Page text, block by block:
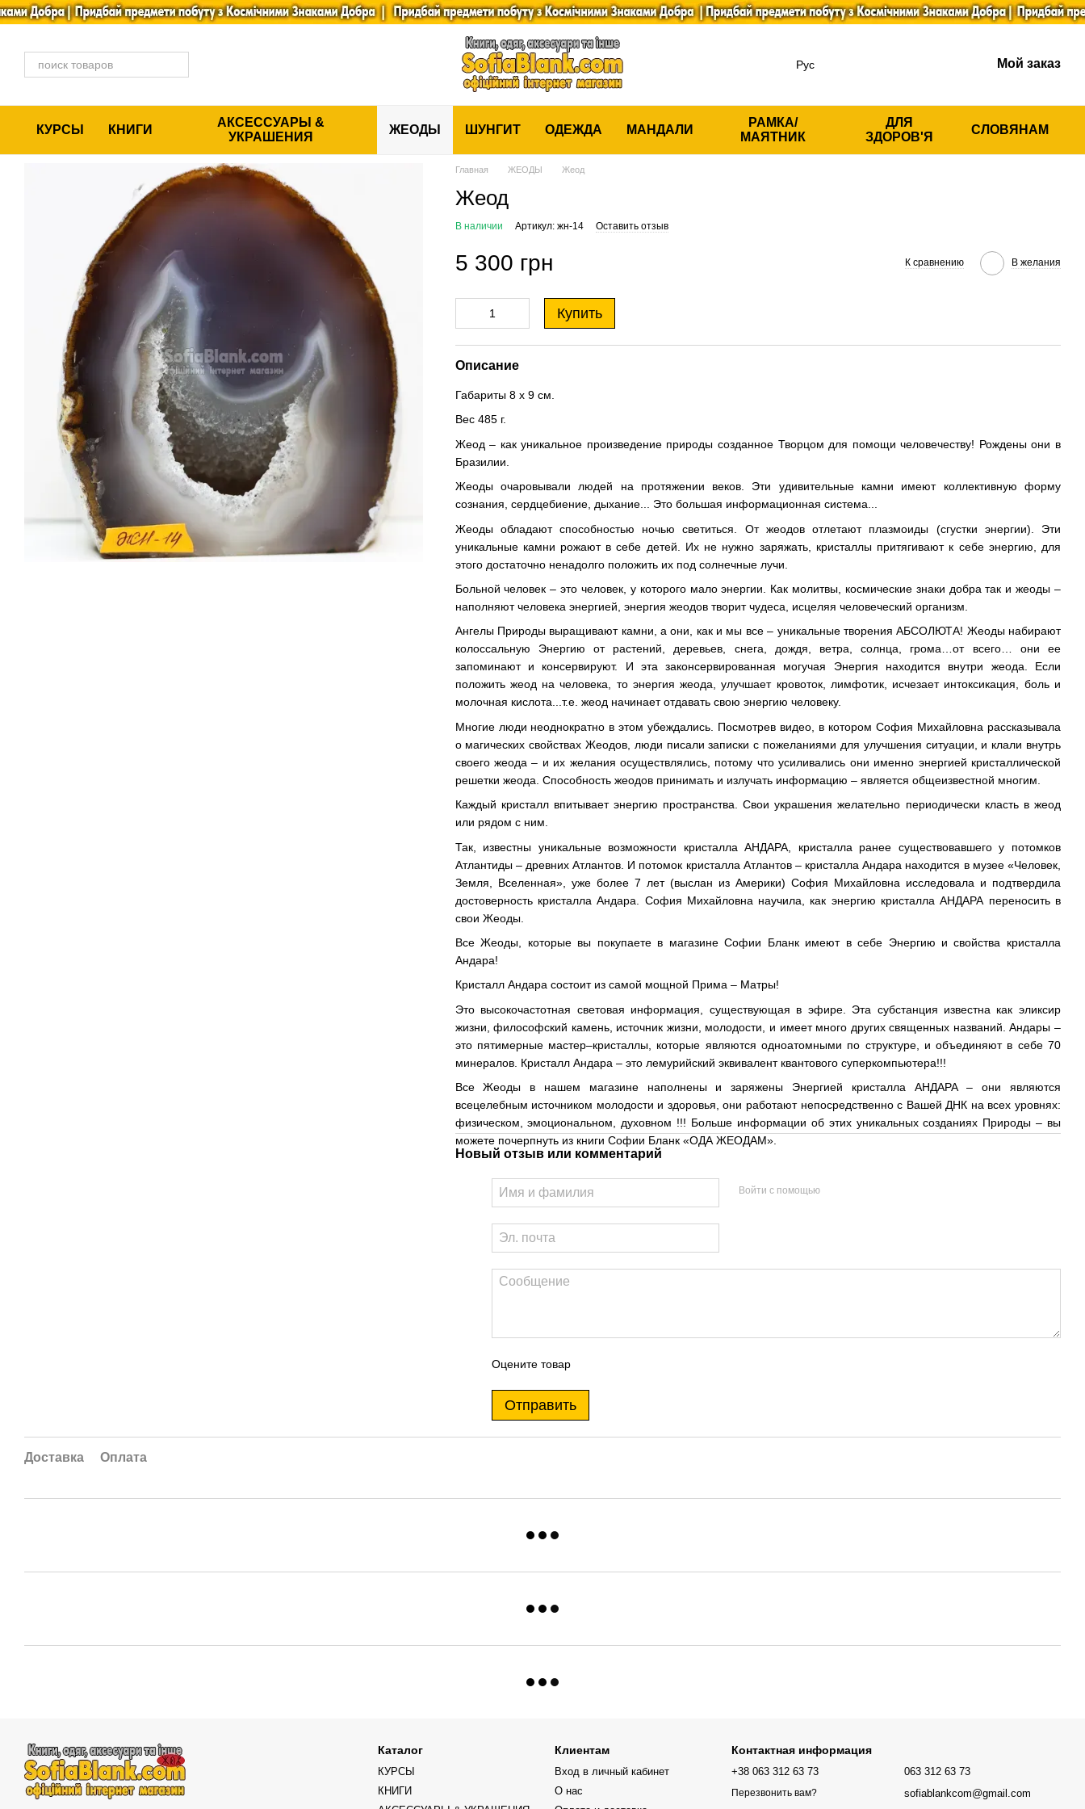
Перейти к основному контенту
Рус Мой заказ
КУРСЫ КНИГИ
АКСЕССУАРЫ &
УКРАШЕНИЯ
ЖЕОДЫ ШУНГИТ ОДЕЖДА МАНДАЛИ
РАМКА/
МАЯТНИК
ДЛЯ
ЗДОРОВ'Я
СЛОВЯНАМ
Главная ЖЕОДЫ Жеод
Жеод
В наличии Артикул: жн-14 Оставить отзыв
5 300 грн К сравнению В желания
Купить
Описание
Габариты 8 х 9 см.
Вес 485 г.
Жеод – как уникальное произведение природы созданное Творцом для помощи человечеству! Рождены они в
Бразилии.
Жеоды очаровывали людей на протяжении веков. Эти удивительные камни имеют коллективную форму
сознания, сердцебиение, дыхание... Это большая информационная система...
Жеоды обладают способностью ночью светиться. От жеодов отлетают плазмоиды (сгустки энергии). Эти
уникальные камни рожают в себе детей. Их не нужно заряжать, кристаллы притягивают к себе энергию, для
этого достаточно ненадолго положить их под солнечные лучи.
Больной человек – это человек, у которого мало энергии. Как молитвы, космические знаки добра так и жеоды –
наполняют человека энергией, энергия жеодов творит чудеса, исцеляя человеческий организм.
Ангелы Природы выращивают камни, а они, как и мы все – уникальные творения АБСОЛЮТА! Жеоды набирают
колоссальную Энергию от растений, деревьев, снега, дождя, ветра, солнца, грома…от всего… они ее
запоминают и консервируют. И эта законсервированная могучая Энергия находится внутри жеода. Если
положить жеод на человека, то энергия жеода, улучшает кровоток, лимфотик, исчезает интоксикация, боль и
молочная кислота...т.е. жеод начинает отдавать свою энергию человеку.
Многие люди неоднократно в этом убеждались. Посмотрев видео, в котором София Михайловна рассказывала
о магических свойствах Жеодов, люди писали записки с пожеланиями для улучшения ситуации, и клали внутрь
своего жеода – и их желания осуществлялись, потому что усиливались они именно энергией кристаллической
решетки жеода. Способность жеодов принимать и излучать информацию – является общеизвестной многим.
Каждый кристалл впитывает энергию пространства. Свои украшения желательно периодически класть в жеод
или рядом с ним.
Так, известны уникальные возможности кристалла АНДАРА, кристалла ранее существовавшего у потомков
Атлантиды – древних Атлантов. И потомок кристалла Атлантов – кристалла Андара находится в музее «Человек,
Земля, Вселенная», уже более 7 лет (выслан из Америки) София Михайловна исследовала и подтвердила
достоверность кристалла Андара. София Михайловна научила, как энергию кристалла АНДАРА переносить в
свои Жеоды.
Все Жеоды, которые вы покупаете в магазине Софии Бланк имеют в себе Энергию и свойства кристалла
Андара!
Кристалл Андара состоит из самой мощной Прима – Матры!
Это высокочастотная световая информация, существующая в эфире. Эта субстанция известна как эликсир
жизни, философский камень, источник жизни, молодости, и имеет много других священных названий. Андары –
это пятимерные мастер–кристаллы, которые являются одноатомными по структуре, и объединяют в себе 70
минералов. Кристалл Андара – это лемурийский эквивалент квантового суперкомпьютера!!!
Все Жеоды в нашем магазине наполнены и заряжены Энергией кристалла АНДАРА – они являются
всецелебным источником молодости и здоровья, они работают непосредственно с Вашей ДНК на всех уровнях:
физическом, эмоциональном, духовном !!! Больше информации об этих уникальных созданиях Природы – вы
можете почерпнуть из книги Софии Бланк «ОДА ЖЕОДАМ».
Новый отзыв или комментарий
Войти с помощью
Оцените товар
Отправить
Доставка Оплата
Каталог
КУРСЫ
КНИГИ
Клиентам
Вход в личный кабинет
О нас
Контактная информация
+38 063 312 63 73
Перезвонить вам?
063 312 63 73
sofiablankcom@gmail.com